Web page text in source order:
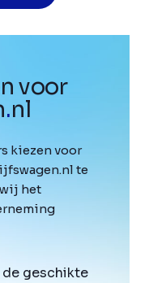
voor
.nl
kiezen voor
te
het
de geschikte